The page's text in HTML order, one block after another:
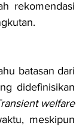
rekomendasi
batasan dari
didefinisikan
welfare
meskipun